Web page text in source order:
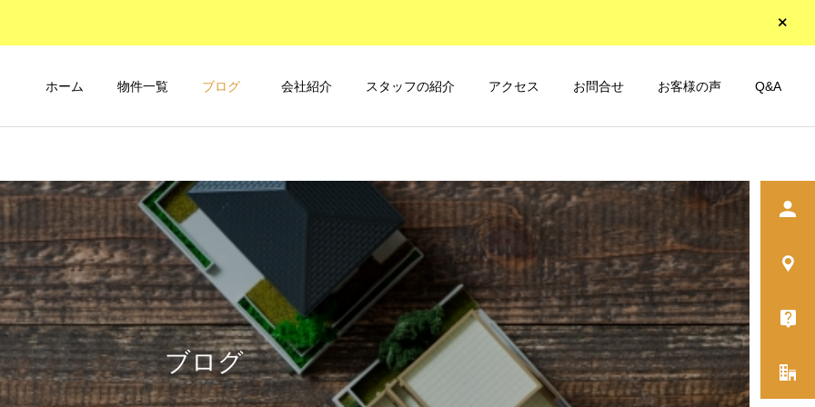
ホーム 物件一覧 ブログ 会社紹介 スタッフの紹介 アクセス お問合せ お客様の声 Q&A
ブログ